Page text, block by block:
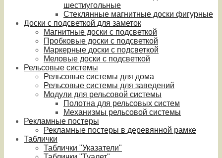
шестиугольные
Стеклянные магнитные доски фигурные
Доски с подсветкой для заметок
Магнитные доски с подсветкой
Пробковые доски с подсветкой
Маркерные доски с подсветкой
Меловые доски с подсветкой
Рельсовые системы
Рельсовые системы для дома
Рельсовые системы для заведений
Модули для рельсовой системы
Полотна для рельсовых систем
Механизмы рельсовой системы
Рекламные постеры
Рекламные постеры в деревянной рамке
Таблички
Таблички "Указатели"